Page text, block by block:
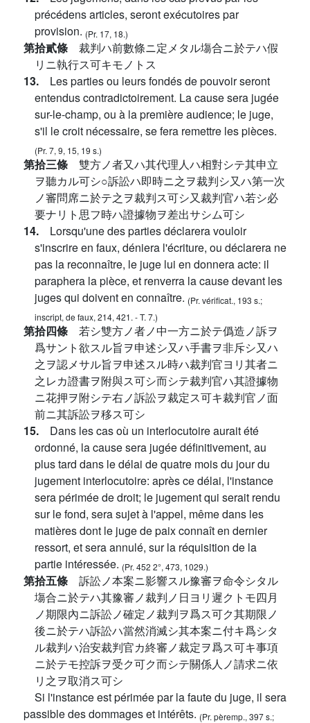
précédens articles, seront exécutoires par
provision. (Pr. 17, 18.)
第拾貳條 裁判ハ前數條ニ定メタル塲合ニ於テハ假
リニ執行ス可キモノトス
13. Les parties ou leurs fondés de pouvoir seront
entendus contradictoirement. La cause sera jugée
sur-le-champ, ou à la première audience; le juge,
s'il le croit nécessaire, se fera remettre les pièces.
(Pr. 7, 9, 15, 19 s.)
第拾三條 雙方ノ者又ハ其代理人ハ相對シテ其申立
ヲ聽カル可シ○訴訟ハ即時ニ之ヲ裁判シ又ハ第一次
ノ審問席ニ於テ之ヲ裁判ス可シ又裁判官ハ若シ必
要ナリト思フ時ハ證據物ヲ差出サシム可シ
14. Lorsqu'une des parties déclarera vouloir
s'inscrire en faux, déniera l'écriture, ou déclarera ne
pas la reconnaître, le juge lui en donnera acte: il
paraphera la pièce, et renverra la cause devant les
juges qui doivent en connaître. (Pr. vérificat., 193 s.;
inscript, de faux, 214, 421. - T. 7.)
第拾四條 若シ雙方ノ者ノ中一方ニ於テ僞造ノ訴ヲ
爲サント欲スル旨ヲ申述シ又ハ手書ヲ非斥シ又ハ
之ヲ認メサル旨ヲ申述スル時ハ裁判官ヨリ其者ニ
之レカ證書ヲ附與ス可シ而シテ裁判官ハ其證據物
ニ花押ヲ附シテ右ノ訴訟ヲ裁定ス可キ裁判官ノ面
前ニ其訴訟ヲ移ス可シ
15. Dans les cas où un interlocutoire aurait été
ordonné, la cause sera jugée définitivement, au
plus tard dans le délai de quatre mois du jour du
jugement interlocutoire: après ce délai, l'instance
sera périmée de droit; le jugement qui serait rendu
sur le fond, sera sujet à l'appel, même dans les
matières dont le juge de paix connaît en dernier
ressort, et sera annulé, sur la réquisition de la
partie intéressée. (Pr. 452 2°, 473, 1029.)
第拾五條 訴訟ノ本案ニ影響スル豫審ヲ命令シタル
塲合ニ於テハ其豫審ノ裁判ノ日ヨリ遲クトモ四月
ノ期限內ニ訴訟ノ確定ノ裁判ヲ爲ス可ク其期限ノ
後ニ於テハ訴訟ハ當然消滅シ其本案ニ付キ爲シタ
ル裁判ハ治安裁判官カ終審ノ裁定ヲ爲ス可キ事項
ニ於テモ控訴ヲ受ク可ク而シテ關係人ノ請求ニ依
リ之ヲ取消ス可シ
Si l'instance est périmée par la faute du juge, il sera
passible des dommages et intérêts. (Pr. pèremp., 397 s.;